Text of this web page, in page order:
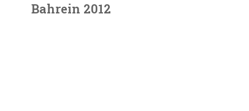
Bahrein 2012